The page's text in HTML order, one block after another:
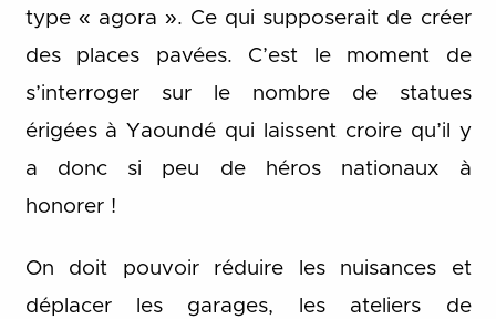
type « agora ». Ce qui supposerait de créer
des places pavées. C’est le moment de
s’interroger sur le nombre de statues
érigées à Yaoundé qui laissent croire qu’il y
a donc si peu de héros nationaux à
honorer !
On doit pouvoir réduire les nuisances et
déplacer les garages, les ateliers de